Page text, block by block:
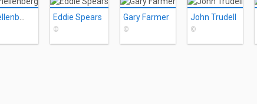
August Schellenberg Eddie Spears
©
Gary Farmer
©
John Trudell
©